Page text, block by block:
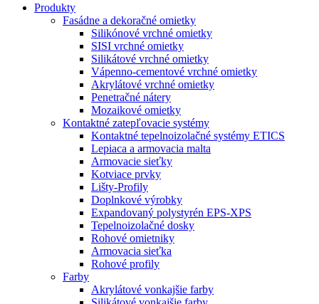
Produkty
Fasádne a dekoračné omietky
Silikónové vrchné omietky
SISI vrchné omietky
Silikátové vrchné omietky
Vápenno-cementové vrchné omietky
Akrylátové vrchné omietky
Penetračné nátery
Mozaikové omietky
Kontaktné zatepľovacie systémy
Kontaktné tepelnoizolačné systémy ETICS
Lepiaca a armovacia malta
Armovacie sieťky
Kotviace prvky
Lišty-Profily
Doplnkové výrobky
Expandovaný polystyrén EPS-XPS
Tepelnoizolačné dosky
Rohové omietniky
Armovacia sieťka
Rohové profily
Farby
Akrylátové vonkajšie farby